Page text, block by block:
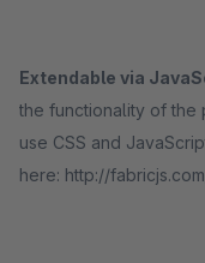
Extendable via
the functionality of the
use CSS and
here: http://